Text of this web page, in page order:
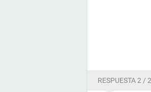
RESPUESTA 2 / 2